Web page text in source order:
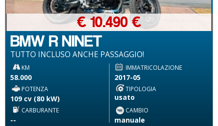
BMW R NINET
TUTTO INCLUSO ANCHE PASSAGGIO!
€ 10.490 €
KM
58.000
IMMATRICOLAZIONE
2017-05
POTENZA
109 cv (80 kW)
TIPOLOGIA
usato
CARBURANTE
--
CAMBIO
manuale